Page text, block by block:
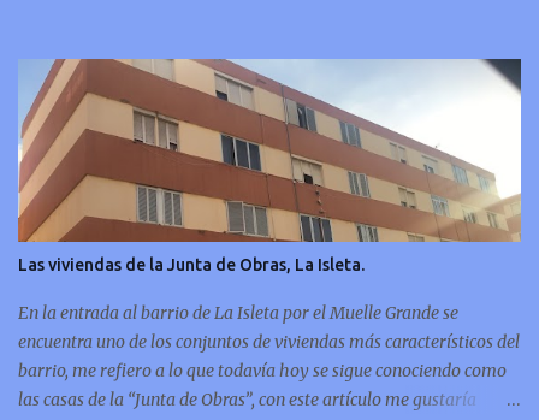
Las viviendas de la Junta de Obras, La Isleta.
En la entrada al barrio de La Isleta por el Muelle Grande se
encuentra uno de los conjuntos de viviendas más característicos del
barrio, me refiero a lo que todavía hoy se sigue conociendo como
las casas de la “Junta de Obras”, con este artículo me gustaría